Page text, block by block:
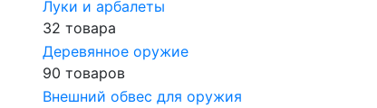
Луки и арбалеты
32 товара
Деревянное оружие
90 товаров
Внешний обвес для оружия